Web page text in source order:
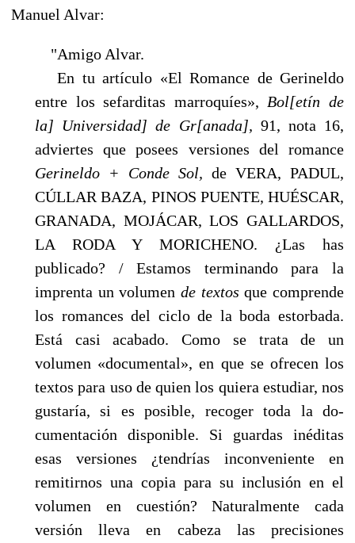
Manuel Alvar:
"Amigo Alvar.
En tu artículo «El Romance de Gerineldo
entre los sefarditas marroquíes», Bol[etín de
la] Universidad] de Gr[anada], 91, nota 16,
adviertes que posees versiones del romance
Gerinel­do + Conde Sol, de VERA, PADUL,
CÚLLAR BAZA, PINOS PUENTE, HUÉSCAR,
GRANADA, MOJÁCAR, LOS GALLARDOS,
LA RODA Y MORICHENO. ¿Las has
publicado? / Estamos terminan­do para la
imprenta un volumen de textosque comprende
los romances del ciclo de la boda estorbada.
Está casi acabado. Como se trata de un
volumen «documental», en que se ofrecen los
textos para uso de quien los quiera estudiar, nos
gustaría, si es posible, recoger toda la do­
cumentación disponible. Si guardas inéditas
esas versiones ¿tendrías inconveniente en
remitirnos una copia para su inclusión en el
volumen en cuestión? Naturalmente cada
versión lle­va en cabeza las precisiones